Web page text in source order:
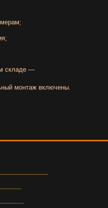
складе —
монтаж включены.